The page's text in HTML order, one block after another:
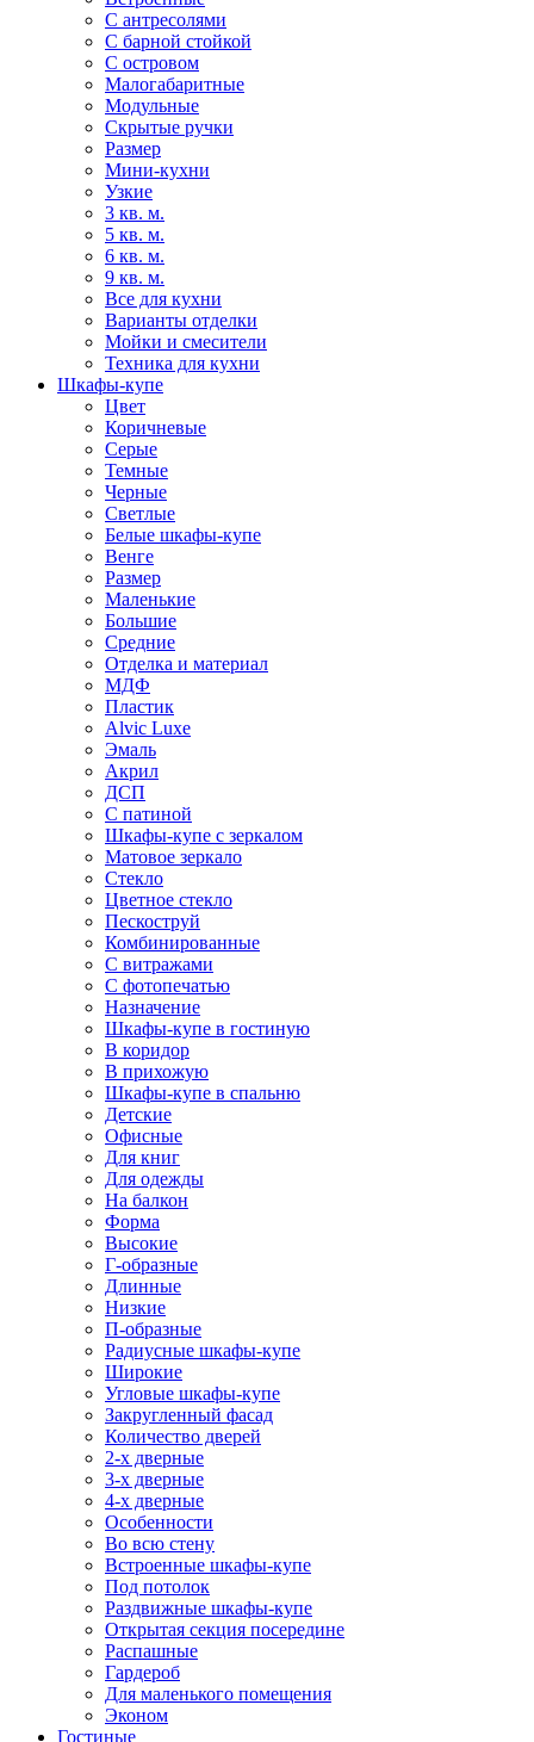
С антресолями
С барной стойкой
С островом
Малогабаритные
Модульные
Скрытые ручки
Размер
Мини-кухни
Узкие
3 кв. м.
5 кв. м.
6 кв. м.
9 кв. м.
Все для кухни
Варианты отделки
Мойки и смесители
Техника для кухни
Шкафы-купе
Цвет
Коричневые
Серые
Темные
Черные
Светлые
Белые шкафы-купе
Венге
Размер
Маленькие
Большие
Средние
Отделка и материал
МДФ
Пластик
Alvic Luxe
Эмаль
Акрил
ДСП
С патиной
Шкафы-купе с зеркалом
Матовое зеркало
Стекло
Цветное стекло
Пескоструй
Комбинированные
С витражами
С фотопечатью
Назначение
Шкафы-купе в гостиную
В коридор
В прихожую
Шкафы-купе в спальню
Детские
Офисные
Для книг
Для одежды
На балкон
Форма
Высокие
Г-образные
Длинные
Низкие
П-образные
Радиусные шкафы-купе
Широкие
Угловые шкафы-купе
Закругленный фасад
Количество дверей
2-х дверные
3-х дверные
4-х дверные
Особенности
Во всю стену
Встроенные шкафы-купе
Под потолок
Раздвижные шкафы-купе
Открытая секция посередине
Распашные
Гардероб
Для маленького помещения
Эконом
Гостиные